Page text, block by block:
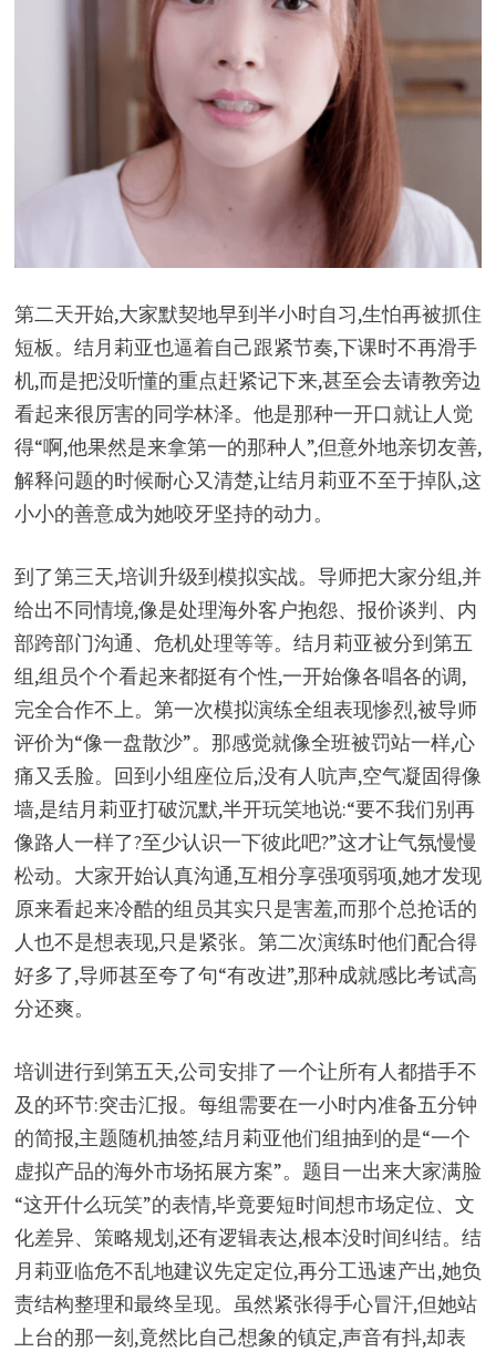
第二天开始,大家默契地早到半小时自习,生怕再被抓住
短板。结月莉亚也逼着自己跟紧节奏,下课时不再滑手
机,而是把没听懂的重点赶紧记下来,甚至会去请教旁边
看起来很厉害的同学林泽。他是那种一开口就让人觉
得“啊,他果然是来拿第一的那种人”,但意外地亲切友善,
解释问题的时候耐心又清楚,让结月莉亚不至于掉队,这
小小的善意成为她咬牙坚持的动力。
到了第三天,培训升级到模拟实战。导师把大家分组,并
给出不同情境,像是处理海外客户抱怨、报价谈判、内
部跨部门沟通、危机处理等等。结月莉亚被分到第五
组,组员个个看起来都挺有个性,一开始像各唱各的调,
完全合作不上。第一次模拟演练全组表现惨烈,被导师
评价为“像一盘散沙”。那感觉就像全班被罚站一样,心
痛又丢脸。回到小组座位后,没有人吭声,空气凝固得像
墙,是结月莉亚打破沉默,半开玩笑地说:“要不我们别再
像路人一样了?至少认识一下彼此吧?”这才让气氛慢慢
松动。大家开始认真沟通,互相分享强项弱项,她才发现
原来看起来冷酷的组员其实只是害羞,而那个总抢话的
人也不是想表现,只是紧张。第二次演练时他们配合得
好多了,导师甚至夸了句“有改进”,那种成就感比考试高
分还爽。
培训进行到第五天,公司安排了一个让所有人都措手不
及的环节:突击汇报。每组需要在一小时内准备五分钟
的简报,主题随机抽签,结月莉亚他们组抽到的是“一个
虚拟产品的海外市场拓展方案”。题目一出来大家满脸
“这开什么玩笑”的表情,毕竟要短时间想市场定位、文
化差异、策略规划,还有逻辑表达,根本没时间纠结。结
月莉亚临危不乱地建议先定定位,再分工迅速产出,她负
责结构整理和最终呈现。虽然紧张得手心冒汗,但她站
上台的那一刻,竟然比自己想象的镇定,声音有抖,却表